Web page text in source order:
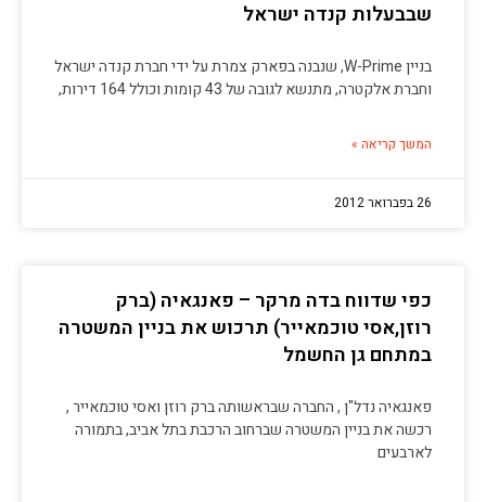
שבבעלות קנדה ישראל
בניין W-Prime, שנבנה בפארק צמרת על ידי חברת קנדה ישראל
וחברת אלקטרה, מתנשא לגובה של 43 קומות וכולל 164 דירות,
המשך קריאה »
26 בפברואר 2012
כפי שדווח בדה מרקר – פאנגאיה (ברק
רוזן,אסי טוכמאייר) תרכוש את בניין המשטרה
במתחם גן החשמל
פאנגאיה נדל"ן , החברה שבראשותה ברק רוזן ואסי טוכמאייר ,
רכשה את בניין המשטרה שברחוב הרכבת בתל אביב, בתמורה
לארבעים